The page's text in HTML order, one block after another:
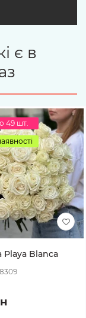
є в
49 шт.
Playa Blanca
8309